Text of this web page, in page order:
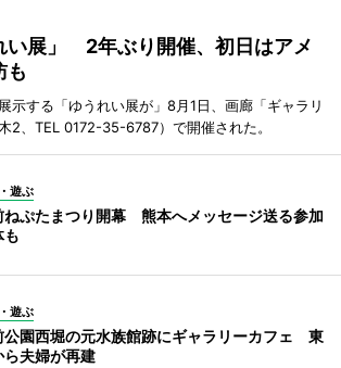
い展」 2年ぶり開催、初日はアメ
も
示する「ゆうれい展が」8月1日、画廊「ギャラリ
2、TEL 0172-35-6787）で開催された。
遊ぶ
ねぷたまつり開幕 熊本へメッセージ送る参加
も
遊ぶ
公園西堀の元水族館跡にギャラリーカフェ 東
ら夫婦が再建